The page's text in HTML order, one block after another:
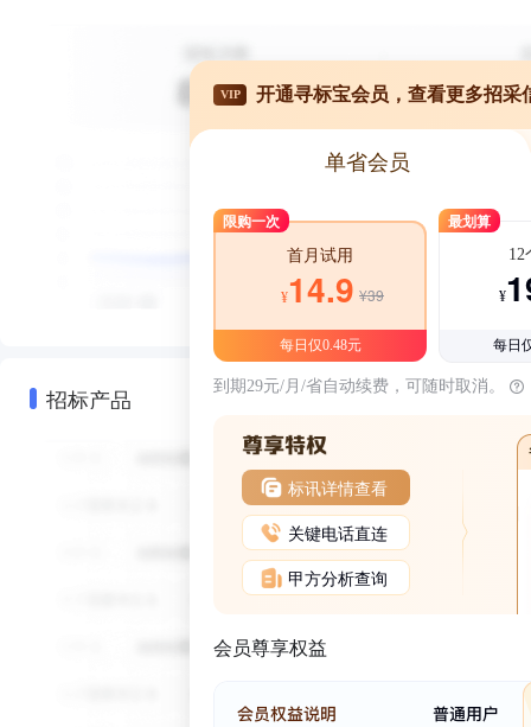
招标产品
VIP 开通寻标宝会员，查看更多招采
单省会员
限购一次
首月试用
¥14.9 ¥39
每日仅0.48元
最划算
12
¥
每日
到期29元/月/省自动续费，可随时取消。
标讯详情查看
关键电话直连
甲方分析查询
会员尊享权益